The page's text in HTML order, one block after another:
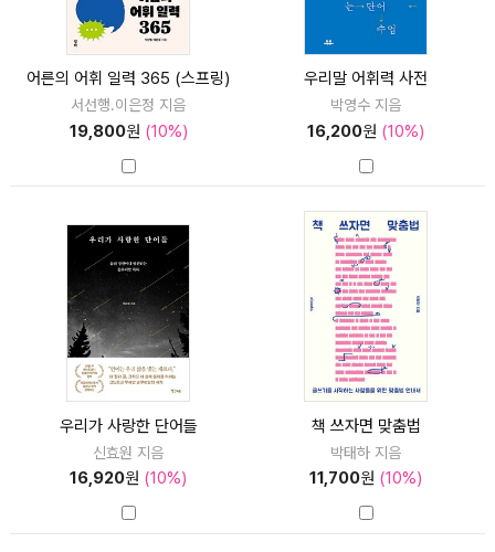
어른의 어휘 일력 365 (스프링)
서선행.이은정 지음
19,800원 (10%)
우리말 어휘력 사전
박영수 지음
16,200원 (10%)
우리가 사랑한 단어들
신효원 지음
16,920원 (10%)
책 쓰자면 맞춤법
박태하 지음
11,700원 (10%)